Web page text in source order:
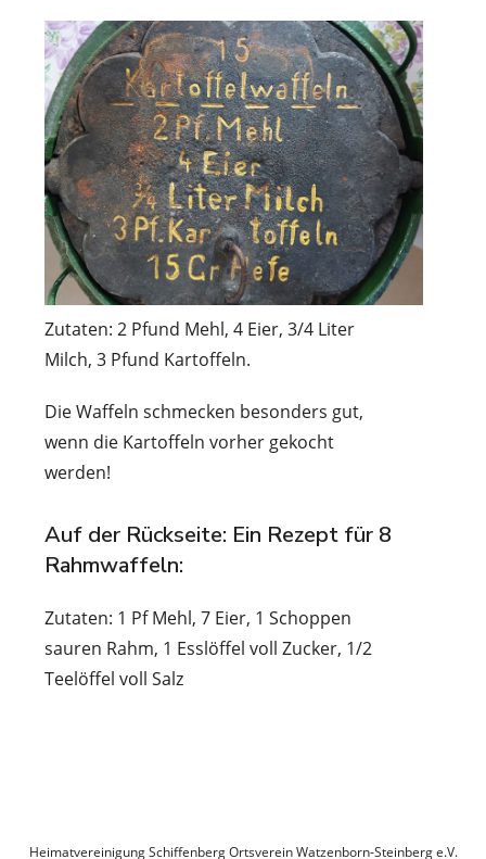
Zutaten: 2 Pfund Mehl, 4 Eier, 3/4 Liter
Milch, 3 Pfund Kartoffeln.
Die Waffeln schmecken besonders gut,
wenn die Kartoffeln vorher gekocht
werden!
Auf der Rückseite: Ein Rezept für 8
Rahmwaffeln:
Zutaten: 1 Pf Mehl, 7 Eier, 1 Schoppen
sauren Rahm, 1 Esslöffel voll Zucker, 1/2
Teelöffel voll Salz
Heimatvereinigung Schiffenberg Ortsverein Watzenborn-Steinberg e.V.